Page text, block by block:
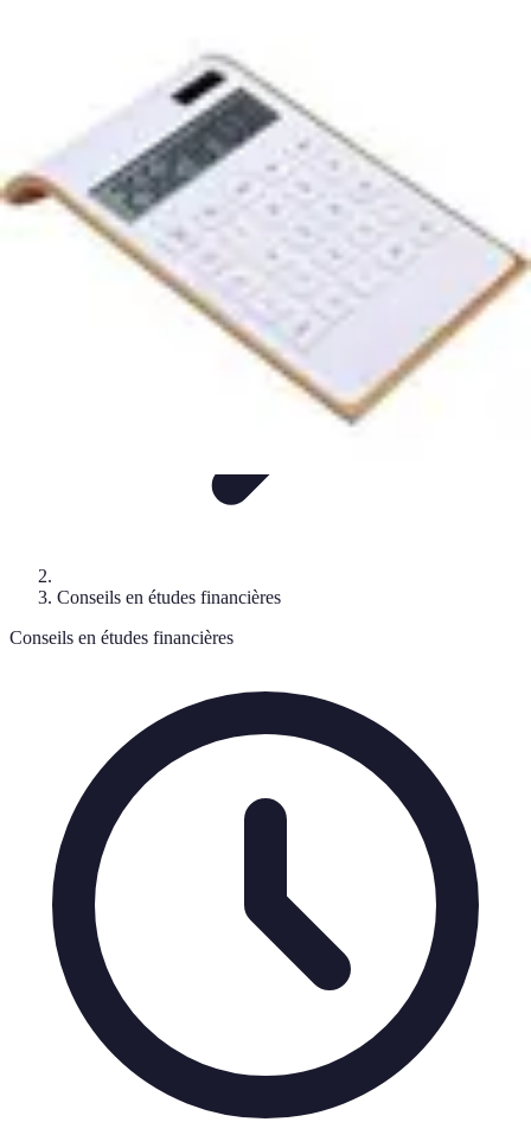
Top Étude Financière
Conseils en études financières
Conseils en études financières